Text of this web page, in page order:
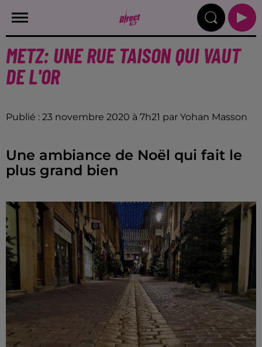
METZ: UNE RUE TAISON QUI VAUT
DE L'OR
Publié : 23 novembre 2020 à 7h21 par Yohan Masson
Une ambiance de Noël qui fait le
plus grand bien